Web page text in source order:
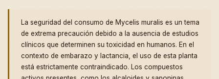
La seguridad del consumo de Mycelis muralis es un tema
de extrema precaución debido a la ausencia de estudios
clínicos que determinen su toxicidad en humanos. En el
contexto de embarazo y lactancia, el uso de esta planta
está estrictamente contraindicado. Los compuestos